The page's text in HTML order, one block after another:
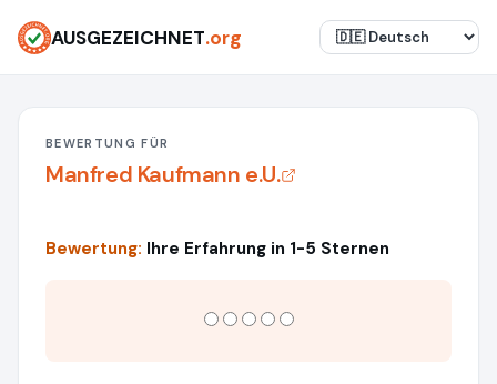
AUSGEZEICHNET.org
BEWERTUNG FÜR
Manfred Kaufmann e.U.
Bewertung: Ihre Erfahrung in 1-5 Sternen